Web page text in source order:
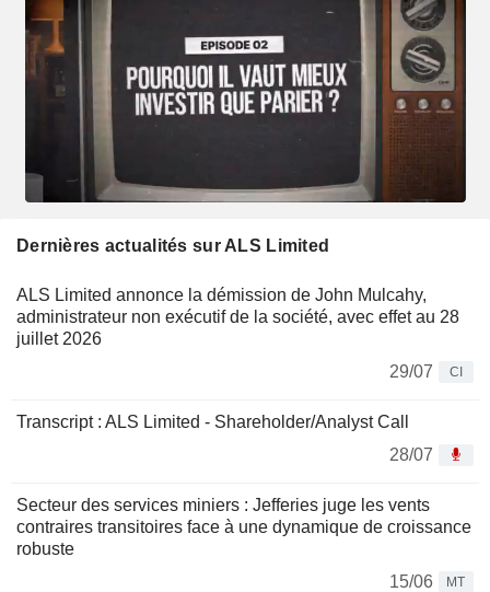
Dernières actualités sur ALS Limited
ALS Limited annonce la démission de John Mulcahy,
administrateur non exécutif de la société, avec effet au 28
juillet 2026
29/07
CI
Transcript : ALS Limited - Shareholder/Analyst Call
28/07
Secteur des services miniers : Jefferies juge les vents
contraires transitoires face à une dynamique de croissance
robuste
15/06
MT